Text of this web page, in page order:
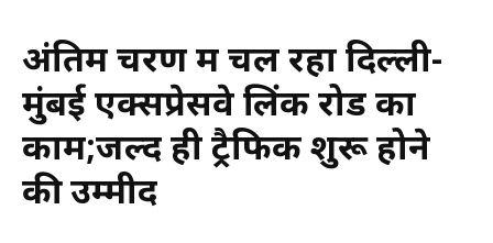
अंतिम चरण में चल रहा दिल्ली-
मुंबई एक्सप्रेसवे लिंक रोड का
काम;जल्द ही ट्रैफिक शुरू होने
की उम्मीद